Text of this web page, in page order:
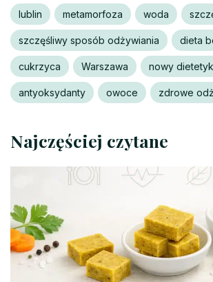
lublin metamorfoza woda
szczęśliwy sposób odżywiania dieta
cukrzyca Warszawa nowy dietetyk
antyoksydanty owoce zdrowe
Najczęściej czytane